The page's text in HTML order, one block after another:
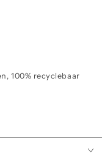
100% recyclebaar